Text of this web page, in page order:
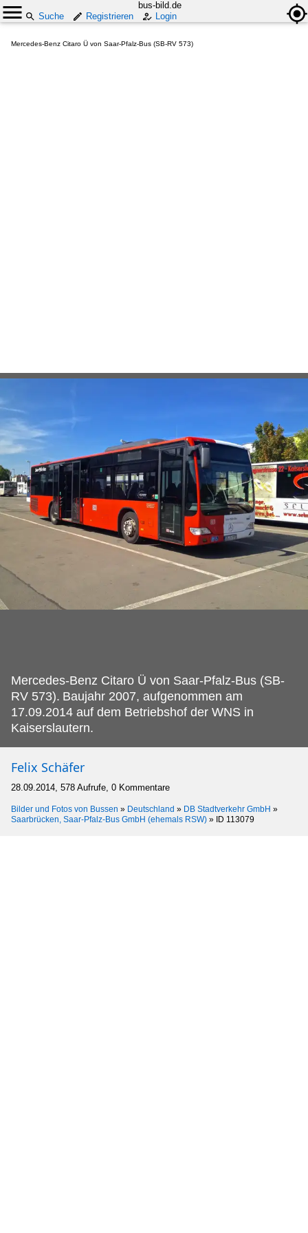
bus-bild.de
Suche
Registrieren Login
Mercedes-Benz Citaro Ü von Saar-Pfalz-Bus (SB-RV 573)
Mercedes-Benz Citaro Ü von Saar-Pfalz-Bus (SB-
RV 573). Baujahr 2007, aufgenommen am
17.09.2014 auf dem Betriebshof der WNS in
Kaiserslautern.
Felix Schäfer
28.09.2014, 578 Aufrufe, 0 Kommentare
Bilder und Fotos von Bussen » Deutschland » DB Stadtverkehr GmbH »
Saarbrücken, Saar-Pfalz-Bus GmbH (ehemals RSW) » ID 113079